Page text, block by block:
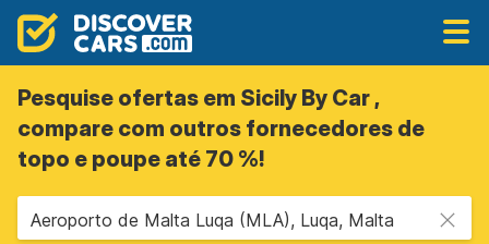
Pesquise ofertas em Sicily By Car ,
compare com outros fornecedores de
topo e poupe até 70 %!
Aeroporto de Malta Luqa (MLA), Luqa, Malta